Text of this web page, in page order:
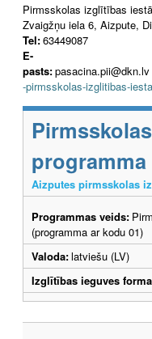
Pirmsskolas izglītības
Zvaigžņu iela 6, Aizpute,
Tel:63449087
E-
pasts:pasacina.pii@dkn.lv
-pirmsskolas-izglitibas-
programma
Aizputes pirmsskolas
Programmas veids:
(programma ar kodu 01)
Valoda:latviešu (LV)
Izglītības ieguves